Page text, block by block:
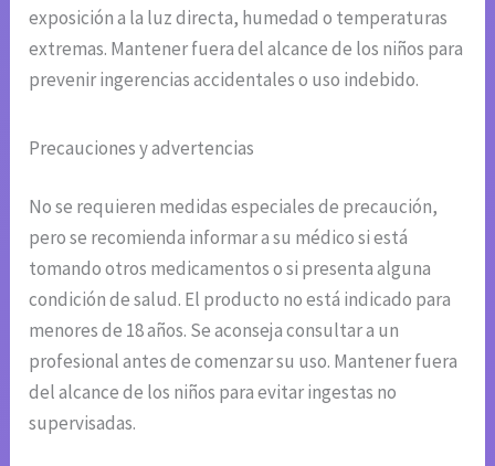
exposición a la luz directa, humedad o temperaturas
extremas. Mantener fuera del alcance de los niños para
prevenir ingerencias accidentales o uso indebido.
Precauciones y advertencias
No se requieren medidas especiales de precaución,
pero se recomienda informar a su médico si está
tomando otros medicamentos o si presenta alguna
condición de salud. El producto no está indicado para
menores de 18 años. Se aconseja consultar a un
profesional antes de comenzar su uso. Mantener fuera
del alcance de los niños para evitar ingestas no
supervisadas.